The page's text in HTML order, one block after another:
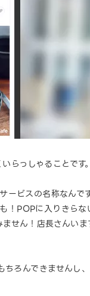
らっしゃることです
ービスの名称なん
！POPに入りきら
せん！店長さんい
ろんできませんし